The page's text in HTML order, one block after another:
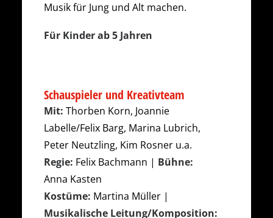
Musik für Jung und Alt machen.
Für Kinder ab 5 Jahren
Schauspieler und Kreativteam
Mit: Thorben Korn, Joannie
Labelle/Felix Barg, Marina Lubrich,
Peter Neutzling, Kim Rosner u.a.
Regie: Felix Bachmann | Bühne:
Anna Kasten
Kostüme: Martina Müller |
Musikalische Leitung/Komposition: